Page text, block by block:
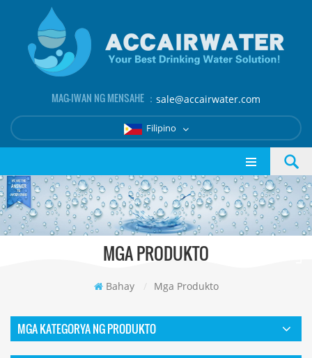
MAG-IWAN NG MENSAHE ： sale@accairwater.com
Filipino
MGA PRODUKTO
Bahay / Mga Produkto
MGA KATEGORYA NG PRODUKTO